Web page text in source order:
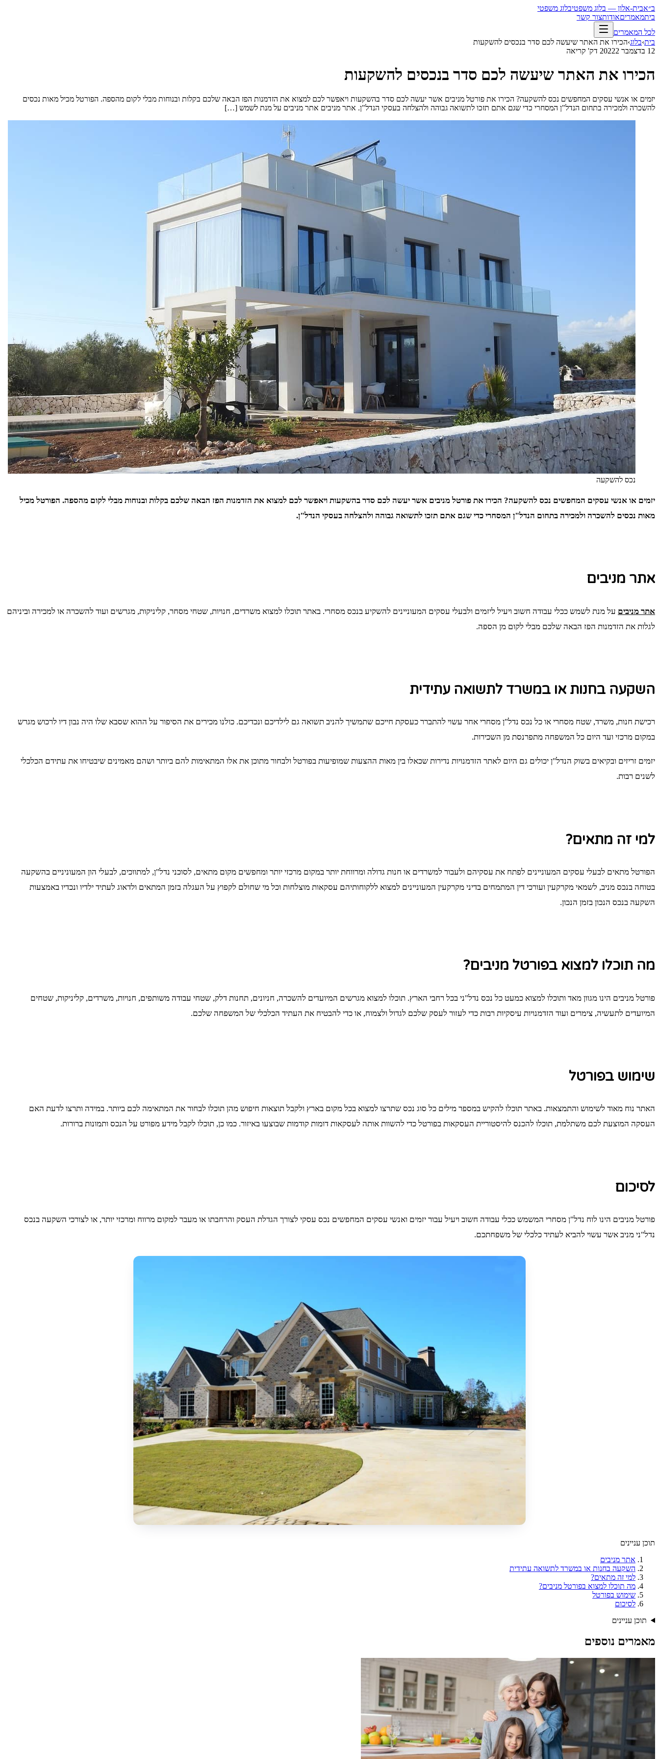
ב״אבית-אלון — בלוג משפטיבלוג משפטי
ביתמאמריםאודותצור קשר
לכל המאמרים
בית›בלוג›הכירו את האתר שיעשה לכם סדר בנכסים להשקעות
12 בדצמבר 2022
2 דק' קריאה
הכירו את האתר שיעשה לכם סדר בנכסים להשקעות
יזמים או אנשי עסקים המחפשים נכס להשקעה? הכירו את פורטל מניבים אשר יעשה לכם סדר בהשקעות ויאפשר לכם למצוא את הזדמנות הפז הבאה שלכם בקלות ובנוחות מבלי לקום מהספה. הפורטל מכיל מאות נכסים
להשכרה ולמכירה בתחום הנדל"ן המסחרי כדי שגם אתם תזכו לתשואה גבוהה ולהצלחה בעסקי הנדל"ן. אתר מניבים אתר מניבים על מנת לשמש […]
נכס להשקעה
יזמים או אנשי עסקים המחפשים נכס להשקעה? הכירו את פורטל מניבים אשר יעשה לכם סדר בהשקעות ויאפשר לכם למצוא את הזדמנות הפז הבאה שלכם בקלות ובנוחות מבלי לקום מהספה. הפורטל מכיל
מאות נכסים להשכרה ולמכירה בתחום הנדל"ן המסחרי כדי שגם אתם תזכו לתשואה גבוהה ולהצלחה בעסקי הנדל"ן.
אתר מניבים
אתר מניבים על מנת לשמש ככלי עבודה חשוב ויעיל ליזמים ולבעלי עסקים המעוניינים להשקיע בנכס מסחרי. באתר תוכלו למצוא משרדים, חנויות, שטחי מסחר, קליניקות, מגרשים ועוד להשכרה או למכירה וביניהם
לגלות את הזדמנות הפז הבאה שלכם מבלי לקום מן הספה.
השקעה בחנות או במשרד לתשואה עתידית
רכישת חנות, משרד, שטח מסחרי או כל נכס נדל"ן מסחרי אחר עשוי להתברר כעסקת חייכם שתמשיך להניב תשואה גם לילדיכם ונכדיכם. כולנו מכירים את הסיפור על ההוא שסבא שלו היה נבון דיו לרכוש מגרש
במקום מרכזי ועד היום כל המשפחה מתפרנסת מן השכירות.
יזמים זריזים ובקיאים בשוק הנדל"ן יכולים גם היום לאתר הזדמנויות נדירות שכאלו בין מאות ההצעות שמופיעות בפורטל ולבחור מתוכן את אלו המתאימות להם ביותר ושהם מאמינים שיבטיחו את עתידם הכלכלי
לשנים רבות.
למי זה מתאים?
הפורטל מתאים לבעלי עסקים המעוניינים לפתח את עסקיהם ולעבור למשרדים או חנות גדולה ומרווחת יותר במקום מרכזי יותר ומחפשים מקום מתאים, לסוכני נדל"ן, למתווכים, לבעלי הון המעוניניים בהשקעה
בטוחה בנכס מניב, לשמאי מקרקעין ועורכי דין המתמחים בדיני מקרקעין המעוניינים למצוא ללקוחותיהם עסקאות מוצלחות וכל מי שחולם לקפוץ על העגלה בזמן המתאים ולדאוג לעתיד ילדיו ונכדיו באמצעות
השקעה בנכס הנכון בזמן הנכון.
מה תוכלו למצוא בפורטל מניבים?
פורטל מניבים הינו מגוון מאד ותוכלו למצוא כמעט כל נכס נדל"ני בכל רחבי הארץ. תוכלו למצוא מגרשים המיועדים להשכרה, חניונים, תחנות דלק, שטחי עבודה משותפים, חנויות, משרדים, קליניקות, שטחים
המיועדים לתעשיה, צימרים ועוד הזדמנויות עיסקיות רבות כדי לעזור לעסק שלכם לגדול ולצמוח, או כדי להבטיח את העתיד הכלכלי של המשפחה שלכם.
שימוש בפורטל
האתר נוח מאוד לשימוש והתמצאות. באתר תוכלו להקיש במספר מילים כל סוג נכס שתרצו למצוא בכל מקום בארץ ולקבל תוצאות חיפוש מהן תוכלו לבחור את המתאימה לכם ביותר. במידה ותרצו לדעת האם
העסקה המוצעת לכם משתלמת, תוכלו להכנס להיסטוריית העסקאות בפורטל כדי להשוות אותה לעסקאות דומות קודמות שבוצעו באיזור. כמו כן, תוכלו לקבל מידע מפורט על הנכס ותמונות ברורות.
לסיכום
פורטל מניבים הינו לוח נדל"ן מסחרי המשמש ככלי עבודה חשוב ויעיל עבור יזמים ואנשי עסקים המחפשים נכס עסקי לצורך הגדלת העסק והרחבתו או מעבר למקום מרווח ומרכזי יותר, או לצורכי השקעה בנכס
נדל"ני מניב אשר עשוי להביא לעתיד כלכלי של משפחתכם.
תוכן עניינים
אתר מניבים
השקעה בחנות או במשרד לתשואה עתידית
למי זה מתאים?
מה תוכלו למצוא בפורטל מניבים?
שימוש בפורטל
לסיכום
תוכן עניינים
מאמרים נוספים